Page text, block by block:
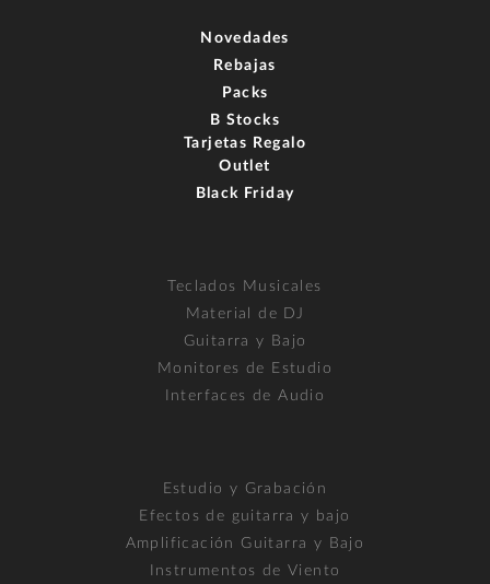
Novedades
Rebajas
Packs
B Stocks
Tarjetas Regalo
Outlet
Black Friday
Teclados Musicales
Material de DJ
Guitarra y Bajo
Monitores de Estudio
Interfaces de Audio
Estudio y Grabación
Efectos de guitarra y bajo
Amplificación Guitarra y Bajo
Instrumentos de Viento